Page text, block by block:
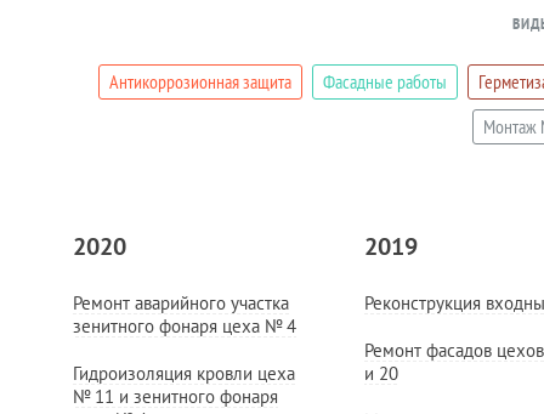
Антикоррозионная защита Фасадные работы
2020 2019
Ремонт аварийного участка
зенитного фонаря цеха № 4
Гидроизоляция кровли цеха
№ 11 и зенитного фонаря
Реконструкция
Ремонт фасадов
и 20